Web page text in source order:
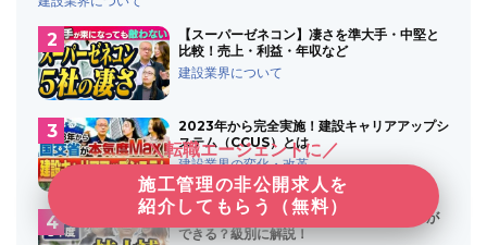
【スーパーゼネコン】凄さを準大手・中堅と
比較！売上・利益・年収など
建設業界について
2023年から完全実施！建設キャリアアップシ
ステム（CCUS）とは
建設業界の変化・改革
【資格改正】施工管理技士補はどんな仕事が
できる？級別に解説！
＼転職エージェントに／
施工管理の非公開求人を
紹介してもらう（無料）